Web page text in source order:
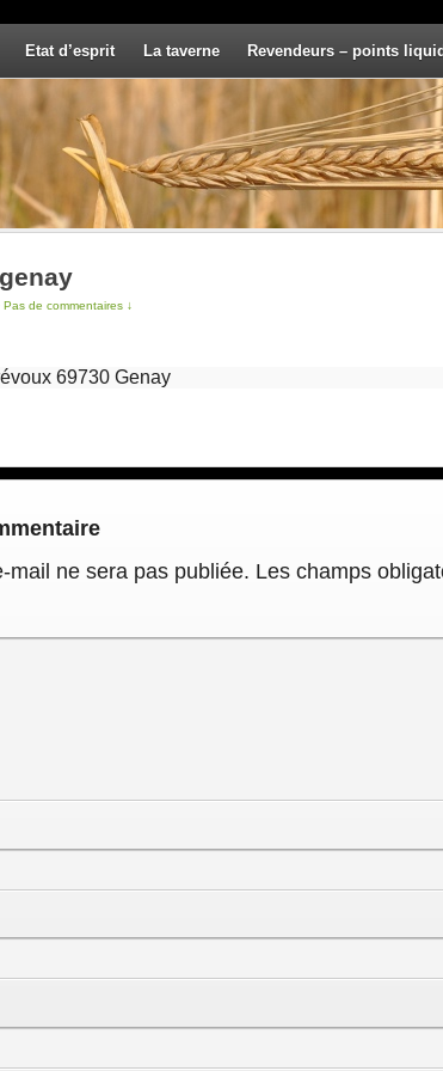
Etat d’esprit La taverne Revendeurs – points
Pas de commentaires ↓
69730 Genay
mail ne sera pas publiée. Les champs